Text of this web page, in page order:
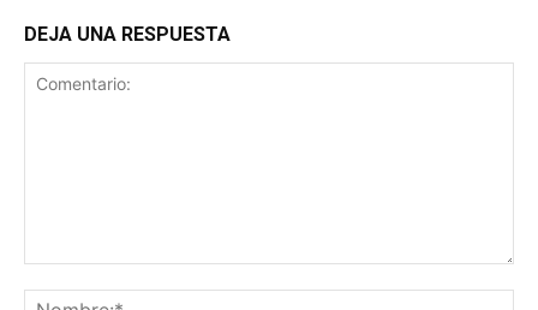
DEJA UNA RESPUESTA